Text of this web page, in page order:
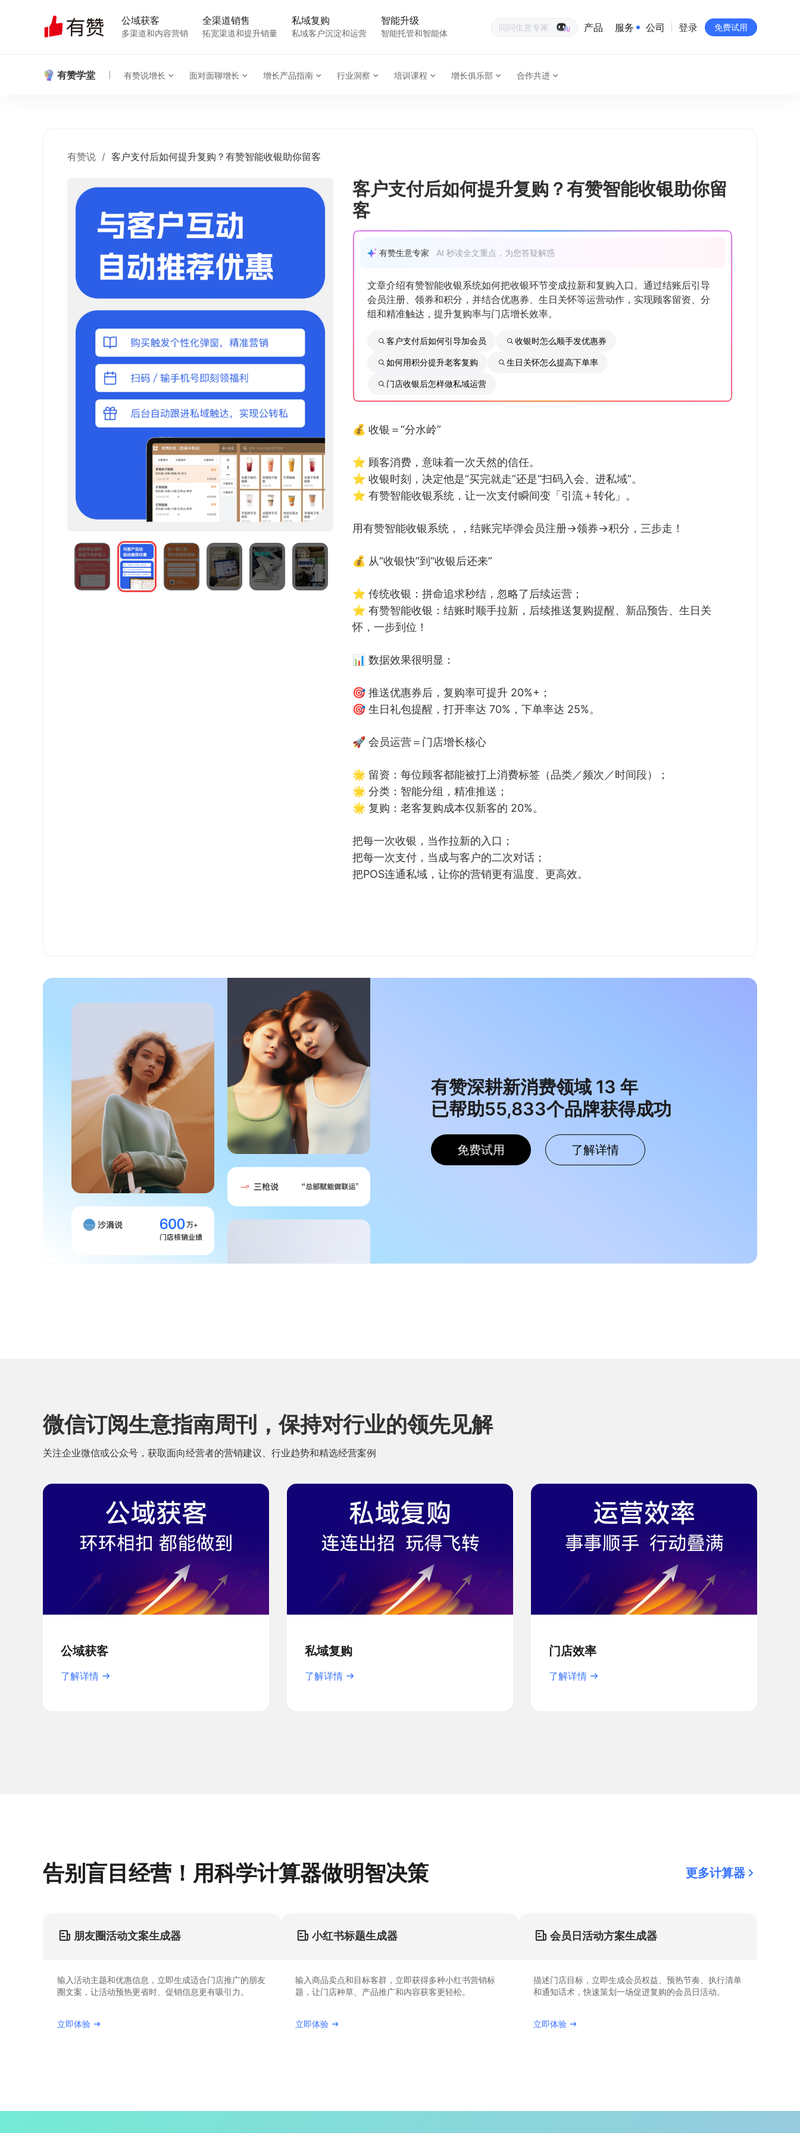
公域获客
多渠道和内容营销
全渠道销售
拓宽渠道和提升销量
私域复购
私域客户沉淀和运营
智能升级
智能托管和智能体
生意专家
产品 服务 公司
有赞公益
登录 免费试用
有赞学堂 有赞说增长 面对面聊增长 增长产品指南 行业洞察 培训课程 增长俱乐部 合作共进
有赞说 / 客户支付后如何提升复购？有赞智能收银助你留客
客户支付后如何提升复购？有赞智能收银助你留
客
有赞生意专家 AI 秒读全文重点，为您答疑解惑
文章介绍有赞智能收银系统如何把收银环节变成拉新和复购入口。通过结账后引导
会员注册、领券和积分，并结合优惠券、生日关怀等运营动作，实现顾客留资、分
组和精准触达，提升复购率与门店增长效率。
客户支付后如何引导加会员 收银时怎么顺手发优惠券
如何用积分提升老客复购 生日关怀怎么提高下单率
门店收银后怎样做私域运营
💰 收银＝“分水岭”
⭐️ 顾客消费，意味着一次天然的信任。
⭐️ 收银时刻，决定他是“买完就走”还是“扫码入会、进私域”。
⭐️ 有赞智能收银系统，让一次支付瞬间变「引流＋转化」。
用有赞智能收银系统，，结账完毕弹会员注册→领券→积分，三步走！
💰 从“收银快”到“收银后还来”
⭐️ 传统收银：拼命追求秒结，忽略了后续运营；
⭐️ 有赞智能收银：结账时顺手拉新，后续推送复购提醒、新品预告、生日关
怀，一步到位！
📊 数据效果很明显：
🎯 推送优惠券后，复购率可提升 20%+；
🎯 生日礼包提醒，打开率达 70%，下单率达 25%。
🚀 会员运营＝门店增长核心
🌟 留资：每位顾客都能被打上消费标签（品类／频次／时间段）；
🌟 分类：智能分组，精准推送；
🌟 复购：老客复购成本仅新客的 20%。
把每一次收银，当作拉新的入口；
把每一次支付，当成与客户的二次对话；
把POS连通私域，让你的营销更有温度、更高效。
有赞深耕新消费领域 13 年
已帮助55,833个品牌获得成功
免费试用 了解详情
微信订阅生意指南周刊，保持对行业的领先见解
关注企业微信或公众号，获取面向经营者的营销建议、行业趋势和精选经营案例
公域获客
了解详情
私域复购
了解详情
门店效率
了解详情
告别盲目经营！用科学计算器做明智决策 更多计算器
朋友圈活动文案生成器
输入活动主题和优惠信息，立即生成适合门店推广的朋友
圈文案，让活动预热更省时、促销信息更有吸引力。
立即体验
小红书标题生成器
输入商品卖点和目标客群，立即获得多种小红书营销标
题，让门店种草、产品推广和内容获客更轻松。
立即体验
会员日活动方案生成器
描述门店目标，立即生成会员权益、预热节奏、执行清单
和通知话术，快速策划一场促进复购的会员日活动。
立即体验